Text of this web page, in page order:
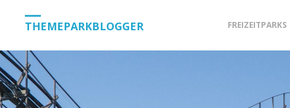
THEMEPARKBLOGGER FREIZEITPARKS